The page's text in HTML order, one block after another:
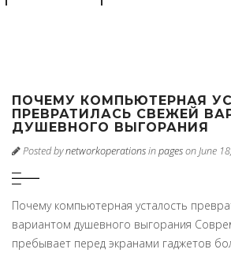
ПОЧЕМУ КОМПЬЮТЕРНАЯ
ПРЕВРАТИЛАСЬ СВЕЖЕЙ
ДУШЕВНОГО ВЫГОРАНИЯ
Posted bynetworkoperationsinpageson June
Почему компьютерная усталость
вариантом душевного выгорания
пребывает перед экранами гаджетов